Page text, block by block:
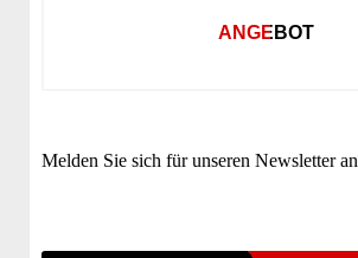
ANGEBOT
Melden Sie sich für unseren Newsletter an